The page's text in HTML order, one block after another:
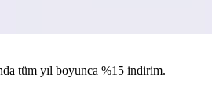
tüm yıl boyunca %15 indirim.